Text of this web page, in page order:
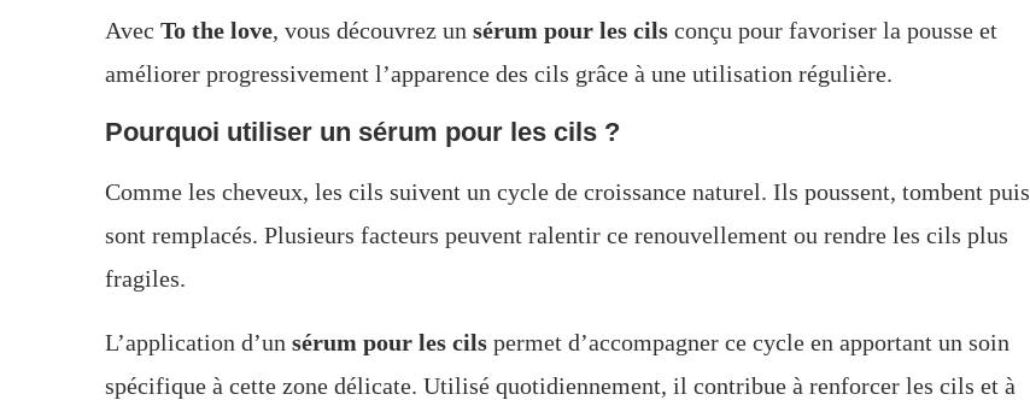
Avec To the love, vous découvrez un sérum pour les cils conçu pour favoriser la pousse et
améliorer progressivement l’apparence des cils grâce à une utilisation régulière.
Pourquoi utiliser un sérum pour les cils ?
Comme les cheveux, les cils suivent un cycle de croissance naturel. Ils poussent, tombent puis
sont remplacés. Plusieurs facteurs peuvent ralentir ce renouvellement ou rendre les cils plus
fragiles.
L’application d’un sérum pour les cils permet d’accompagner ce cycle en apportant un soin
spécifique à cette zone délicate. Utilisé quotidiennement, il contribue à renforcer les cils et à